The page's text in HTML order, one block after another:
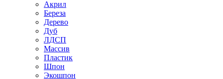
Акрил
Береза
Дерево
Дуб
ЛДСП
Массив
Пластик
Шпон
Экошпон